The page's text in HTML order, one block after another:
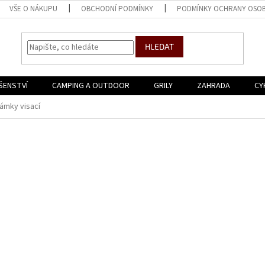
VŠE O NÁKUPU OBCHODNÍ PODMÍNKY PODMÍNKY OCHRANY
HLEDAT
CAMPING A OUTDOOR GRILY ZAHRADA
visací